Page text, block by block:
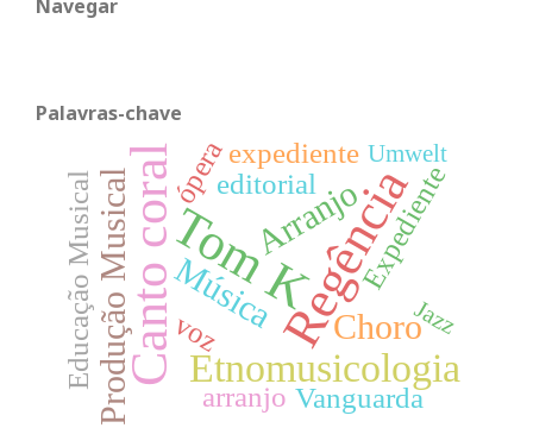
Navegar
Palavras-chave
Tom K
Canto coral Regência
Etnomusicologia
Choro
Arranjo
Música
Produção Musical editorial Expediente
óperaexpediente
voz
arranjo
Educação Musical
Vanguarda
Jazz
Umwelt